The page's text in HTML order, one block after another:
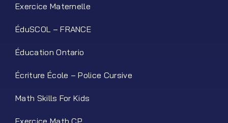
Exercice Maternelle
ÉduSCOL – FRANCE
Éducation Ontario
Écriture École – Police Cursive
Math Skills For Kids
Exercice Math CP